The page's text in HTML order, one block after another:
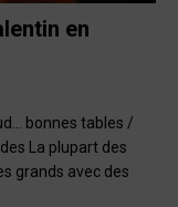
en
bonnes tables /
La plupart des
grands avec des